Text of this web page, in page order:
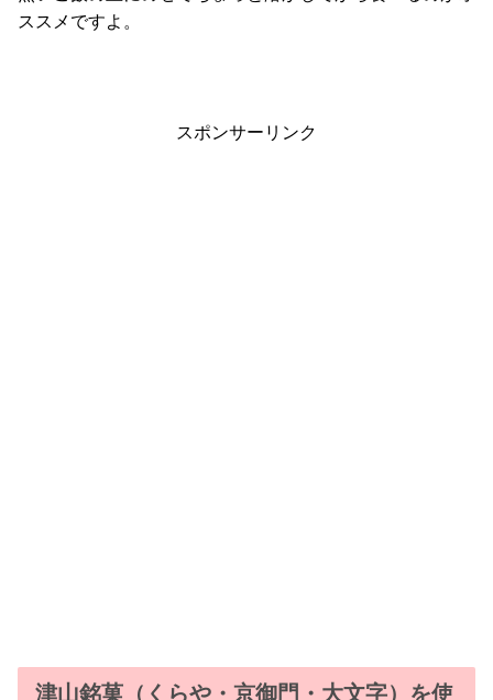
ススメですよ。
スポンサーリンク
津山銘菓（くらや・京御門・大文字）を使